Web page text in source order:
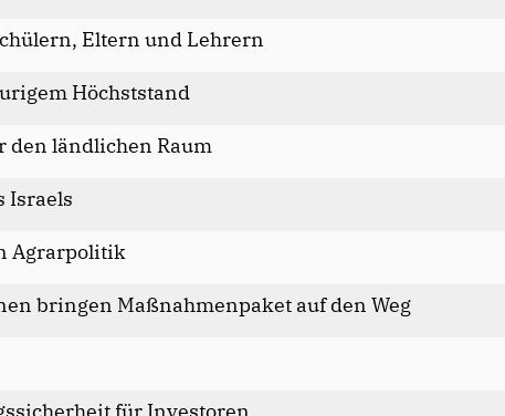
Eltern und Lehrern
Höchststand
den ländlichen Raum
Israels
Agrarpolitik
bringen Maßnahmenpaket auf den Weg